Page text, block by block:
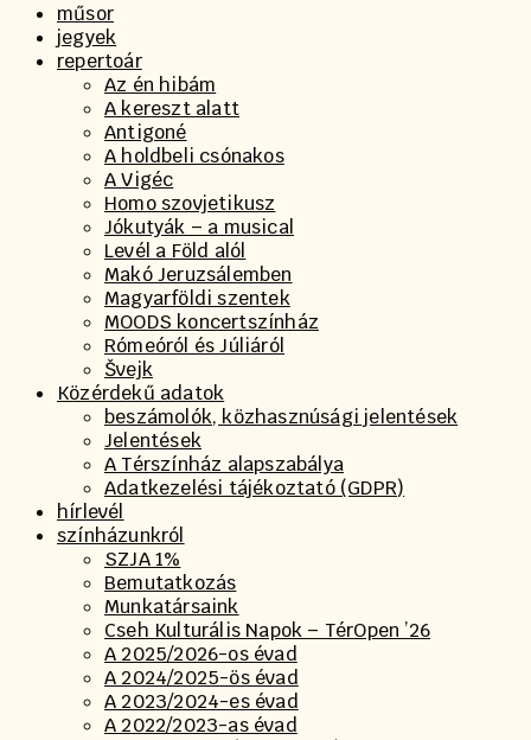
műsor
jegyek
repertoár
Az én hibám
A kereszt alatt
Antigoné
A holdbeli csónakos
A Vigéc
Homo szovjetikusz
Jókutyák – a musical
Levél a Föld alól
Makó Jeruzsálemben
Magyarföldi szentek
MOODS koncertszínház
Rómeóról és Júliáról
Švejk
Közérdekű adatok
beszámolók, közhasznúsági jelentések
Jelentések
A Térszínház alapszabálya
Adatkezelési tájékoztató (GDPR)
hírlevél
színházunkról
SZJA 1%
Bemutatkozás
Munkatársaink
Cseh Kulturális Napok – TérOpen ’26
A 2025/2026-os évad
A 2024/2025-ös évad
A 2023/2024-es évad
A 2022/2023-as évad